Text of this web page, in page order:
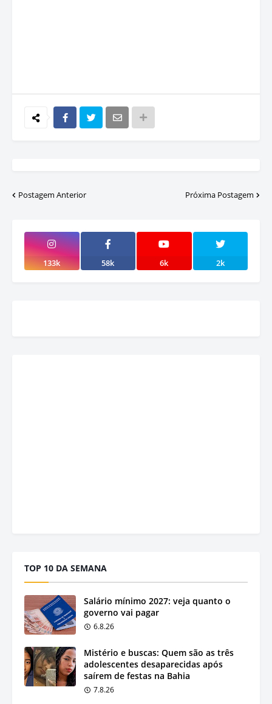
Postagem Anterior Próxima Postagem
133k 58k 6k 2k
TOP 10 DA SEMANA
Salário mínimo 2027: veja quanto o
governo vai pagar
6.8.26
Mistério e buscas: Quem são as três
adolescentes desaparecidas após
saírem de festas na Bahia
7.8.26